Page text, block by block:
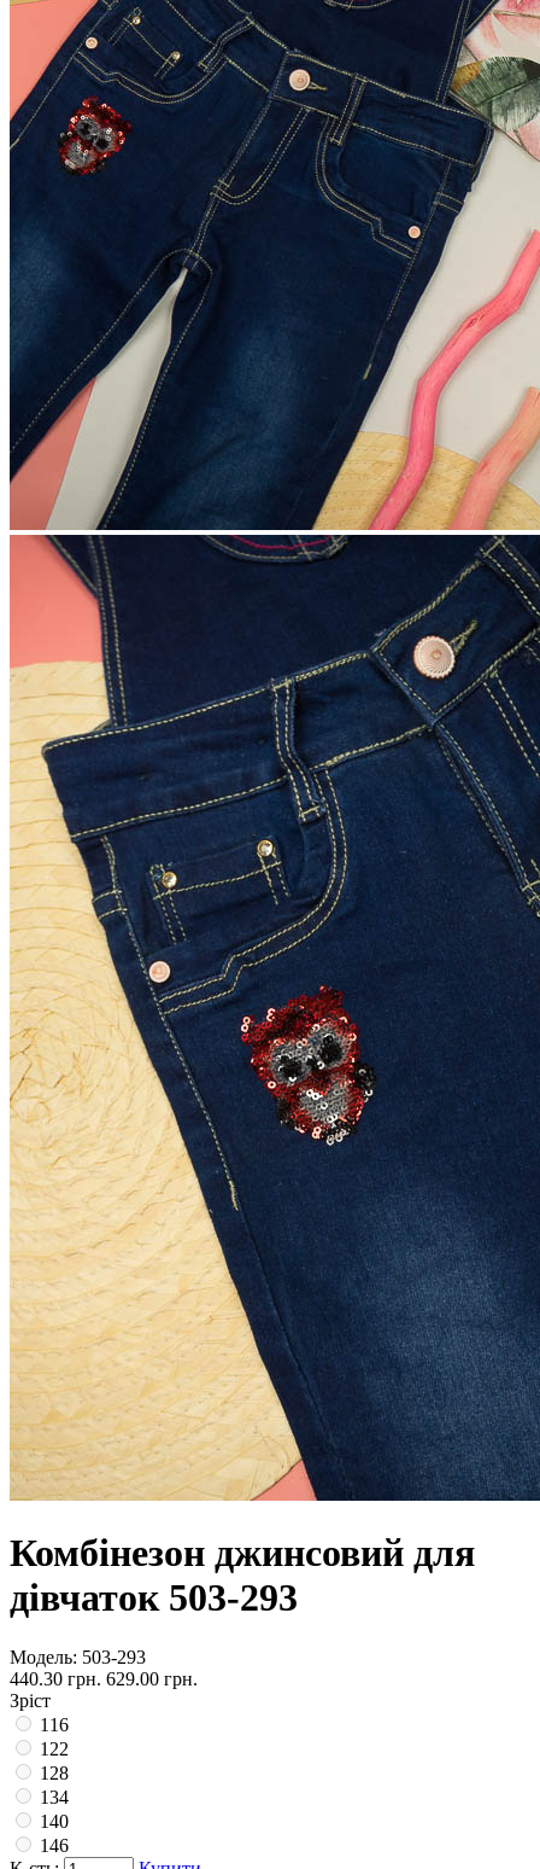
Комбінезон джинсовий для
дівчаток 503-293
Модель: 503-293
440.30 грн. 629.00 грн.
Зріст
116
122
128
134
140
146